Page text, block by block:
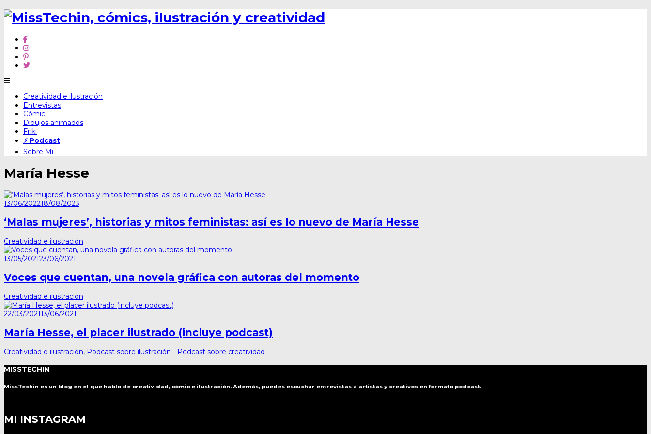
Skip
content
Creatividad e ilustración
Entrevistas
Cómic
Dibujos animados
Friki
⚡ Podcast
Sobre Mi
María Hesse
13/06/202218/08/2023
‘Malas mujeres’, historias y mitos feministas: así es lo nuevo de María Hesse
Creatividad e ilustración
13/05/202123/06/2021
Voces que cuentan, una novela gráfica con autoras del momento
Creatividad e ilustración
22/03/202113/06/2021
María Hesse, el placer ilustrado (incluye podcast)
Creatividad e ilustración, Podcast sobre ilustración - Podcast sobre creatividad
MISSTECHIN
MissTechin es un blog en el que hablo de creatividad, cómic e ilustración. Además, puedes escuchar entrevistas a artistas y creativos en formato podcast.
MI INSTAGRAM